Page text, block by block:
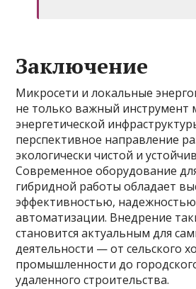
Заключение
Микросети и локальные
не только важный инструмент
энергетической
перспективное направление
экологически чистой и
Современное оборудование
гибридной работы обладает
эффективностью,
автоматизации. Внедрение
становится актуальным для
деятельности — от сельского
промышленности до
удаленного строительства.